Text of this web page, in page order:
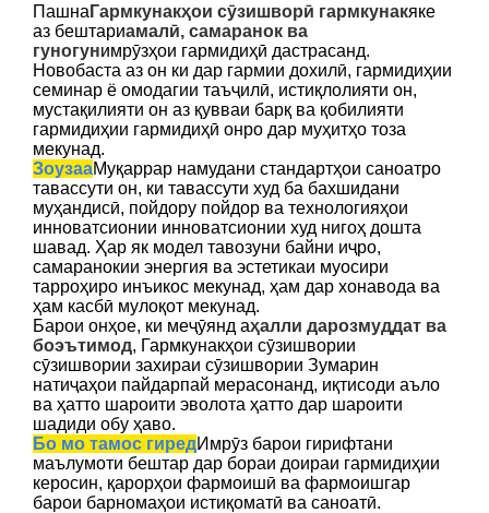
Пашна Гармкунакҳои сӯзишворӣ гармкунакяке
аз бештариамалӣ, самаранок ва
гуногунимрӯзҳои гармидиҳӣ дастрасанд.
Новобаста аз он ки дар гармии дохилӣ, гармидиҳии
семинар ё омодагии таъҷилӣ, истиқлолияти он,
мустақилияти он аз қувваи барқ ​​ва қобилияти
гармидиҳии гармидиҳӣ онро дар муҳитҳо тоза
мекунад.
ЗоузааМуқаррар намудани стандартҳои саноатро
тавассути он, ки тавассути худ ба бахшидани
муҳандисӣ, пойдору пойдор ва технологияҳои
инноватсионии инноватсионии худ нигоҳ дошта
шавад. Ҳар як модел тавозуни байни иҷро,
самаранокии энергия ва эстетикаи муосири
тарроҳиро инъикос мекунад, ҳам дар хонавода ва
ҳам касбӣ мулоқот мекунад.
Барои онҳое, ки меҷӯянд аҳалли дарозмуддат ва
боэътимод, Гармкунакҳои сӯзишвории
сӯзишвории захираи сӯзишвории Зумарин
натиҷаҳои пайдарпай мерасонанд, иқтисоди аъло
ва ҳатто шароити эволота ҳатто дар шароити
шадиди обу ҳаво.
Бо мо тамос гиредИмрӯз барои гирифтани
маълумоти бештар дар бораи доираи гармидиҳии
керосин, қарорҳои фармоишӣ ва фармоишгар
барои барномаҳои истиқоматӣ ва саноатӣ.